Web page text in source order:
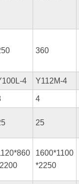
360
4 Y112M-4
4
25
1600*1100
*2250